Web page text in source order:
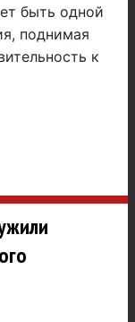
быть одной
поднимая
к